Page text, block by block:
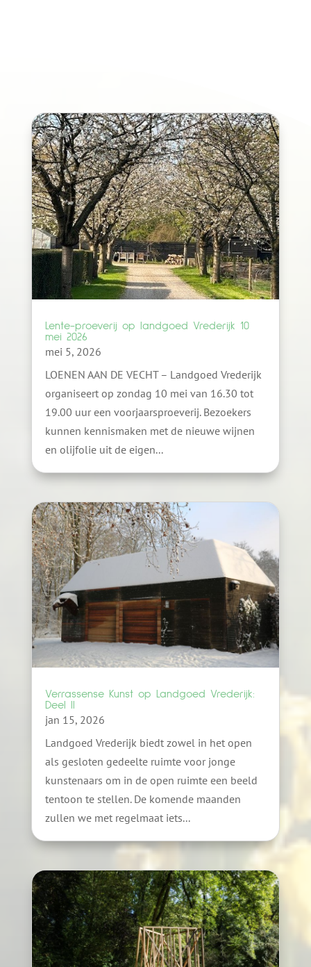
Lente-proeverij op landgoed Vrederijk 10
mei 2026
mei 5, 2026
LOENEN AAN DE VECHT – Landgoed Vrederijk
organiseert op zondag 10 mei van 16.30 tot
19.00 uur een voorjaarsproeverij. Bezoekers
kunnen kennismaken met de nieuwe wijnen
en olijfolie uit de eigen...
Verrassense Kunst op Landgoed Vrederijk:
Deel II
jan 15, 2026
Landgoed Vrederijk biedt zowel in het open
als gesloten gedeelte ruimte voor jonge
kunstenaars om in de open ruimte een beeld
tentoon te stellen. De komende maanden
zullen we met regelmaat iets...